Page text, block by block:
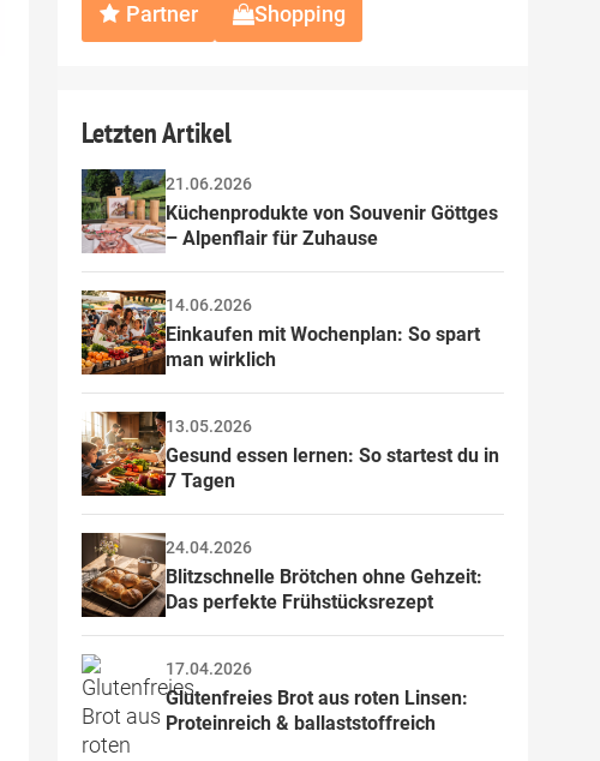
Partner Shopping
Letzten Artikel
21.06.2026
Küchenprodukte von Souvenir Göttges
– Alpenflair für Zuhause
14.06.2026
Einkaufen mit Wochenplan: So spart
man wirklich
13.05.2026
Gesund essen lernen: So startest du in
7 Tagen
24.04.2026
Blitzschnelle Brötchen ohne Gehzeit:
Das perfekte Frühstücksrezept
17.04.2026
Glutenfreies Brot aus roten Linsen:
Proteinreich & ballaststoffreich